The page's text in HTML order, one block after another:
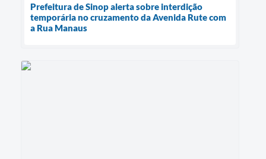
Prefeitura de Sinop alerta sobre interdição
temporária no cruzamento da Avenida Rute com
a Rua Manaus